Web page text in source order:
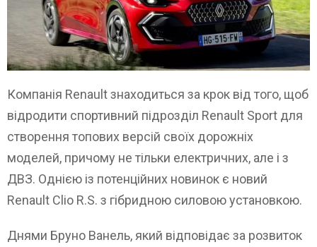
Компанія Renault знаходиться за крок від того, щоб
відродити спортивний підрозділ Renault Sport для
створення топових версій своїх дорожніх
моделей, причому не тільки електричних, але і з
ДВЗ. Однією із потенційних новинок є новий
Renault Clio R.S. з гібридною силовою установкою.
Днями Бруно Ванель, який відповідає за розвиток